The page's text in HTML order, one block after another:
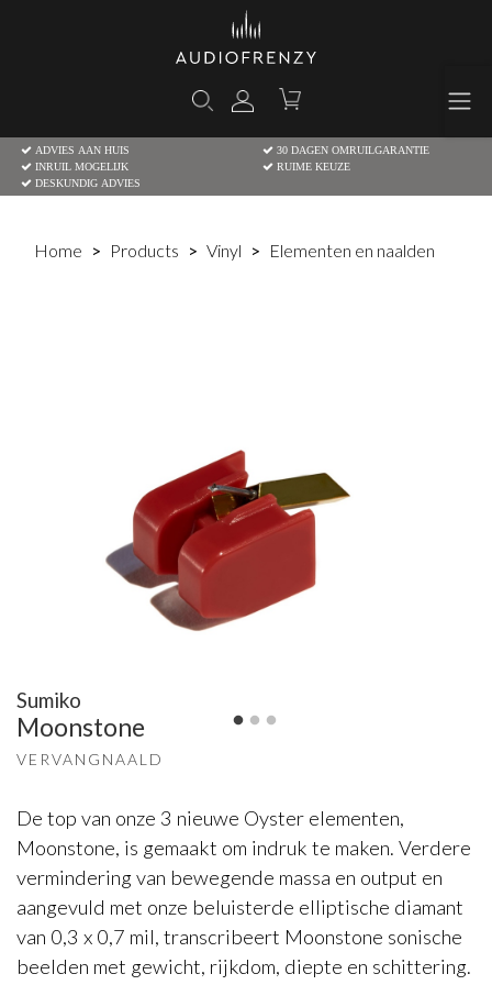
ADVIES AAN HUIS
30 DAGEN OMRUILGARANTIE
INRUIL MOGELIJK
RUIME KEUZE
DESKUNDIG ADVIES
Home Products Vinyl Elementen en naalden
Sumiko
Moonstone
VERVANGNAALD
De top van onze 3 nieuwe Oyster elementen,
Moonstone, is gemaakt om indruk te maken. Verdere
vermindering van bewegende massa en output en
aangevuld met onze beluisterde elliptische diamant
van 0,3 x 0,7 mil, transcribeert Moonstone sonische
beelden met gewicht, rijkdom, diepte en schittering.